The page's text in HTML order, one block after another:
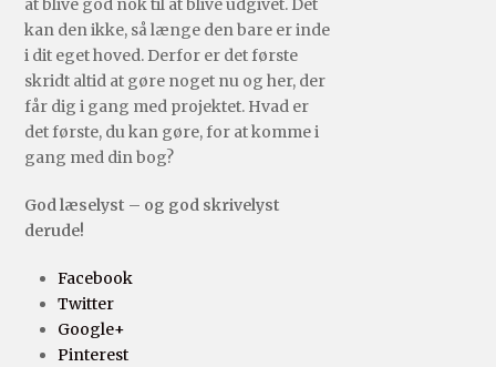
at blive god nok til at blive udgivet. Det
kan den ikke, så længe den bare er inde
i dit eget hoved. Derfor er det første
skridt altid at gøre noget nu og her, der
får dig i gang med projektet. Hvad er
det første, du kan gøre, for at komme i
gang med din bog?
God læselyst – og god skrivelyst
derude!
Facebook
Twitter
Google+
Pinterest